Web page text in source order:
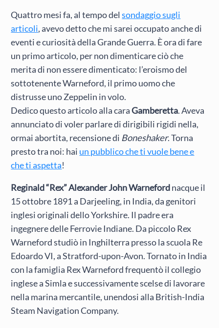
Quattro mesi fa, al tempo delsondaggio sugli
articoli, avevo detto che mi sarei occupato anche di
eventi e curiosità della Grande Guerra. È ora di fare
un primo articolo, per non dimenticare ciò che
merita di non essere dimenticato: l’eroismo del
sottotenente Warneford, il primo uomo che
distrusse uno Zeppelin in volo.
Dedico questo articolo alla caraGamberetta. Aveva
annunciato di voler parlare di dirigibili rigidi nella,
ormai abortita, recensione di Boneshaker. Torna
presto tra noi: hai un pubblico che ti vuole bene e
che ti aspetta!
Reginald “Rex” Alexander John Warnefordnacque il
15 ottobre 1891 a Darjeeling, in India, da genitori
inglesi originali dello Yorkshire. Il padre era
ingegnere delle Ferrovie Indiane. Da piccolo Rex
Warneford studiò in Inghilterra presso la scuola Re
Edoardo VI, a Stratford-upon-Avon. Tornato in India
con la famiglia Rex Warneford frequentò il collegio
inglese a Simla e successivamente scelse di lavorare
nella marina mercantile, unendosi alla British-India
Steam Navigation Company.